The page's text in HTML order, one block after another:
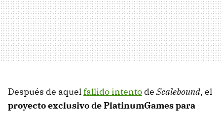
Después de aquelfallido intento de Scalebound, el
proyecto exclusivo de PlatinumGames para